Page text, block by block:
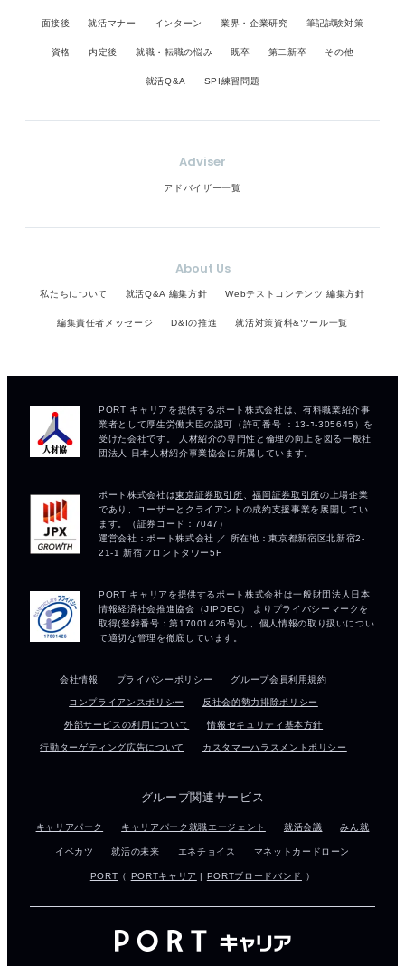
面接後 就活マナー インターン 業界・企業研究 筆記試験対策
資格 内定後 就職・転職の悩み 既卒 第二新卒 その他
就活Q&A SPI練習問題
Adviser
アドバイザー一覧
About Us
私たちについて 就活Q&A 編集方針 Webテストコンテンツ 編集方針
編集責任者メッセージ D&Iの推進 就活対策資料&ツール一覧
会社情報 プライバシーポリシー グループ会員利用規約
コンプライアンスポリシー 反社会的勢力排除ポリシー
外部サービスの利用について 情報セキュリティ基本方針
行動ターゲティング広告について カスタマーハラスメントポリシー